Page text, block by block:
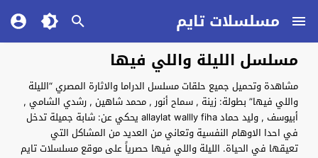
مسلسلات تايم
مسلسل الليلة واللي فيها
مشاهدة وتحميل جميع حلقات مسلسل الدراما والاثارة المصري “الليلة
واللي فيها” بطولة: زينة , سماح أنور , محمد شاهين , رشدي الشامي ,
أبيوسف , وليد حماد allaylat wallly fiha يحكي عن: شابة جميلة تدخل
في احدا الاوهام النفسية وتعاني من العديد من المشاكل التي
تعيقها في الحياة. الليلة واللي فيها حصرياً على موقع مسلسلات تايم